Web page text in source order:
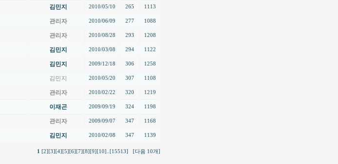
김민지 2010/05/10 265 1113
관리자 2010/06/09 277 1088
관리자 2010/08/28 293 1208
김민지 2010/03/08 294 1122
김민지 2009/12/18 306 1258
김민지 2010/05/20 307 1108
관리자 2010/02/22 320 1219
이재곤 2009/09/19 324 1198
관리자 2009/09/07 347 1168
김민지 2010/02/08 347 1139
1 [2] [3] [4] [5] [6] [7] [8] [9] [10] [15513] [다음 10개]